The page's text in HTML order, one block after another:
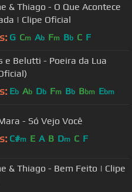
& Thiago - O Que Acontece
| Clipe Oficial
G Cm Ab Fm Bb C F
e Belutti - Poeira da Lua
Eb Ab Db Fm Bb Bbm Ebm
- Só Vejo Você
C#m E A B Dm C F
& Thiago - Bem Feito | Clipe